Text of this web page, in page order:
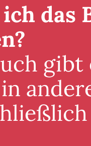
das